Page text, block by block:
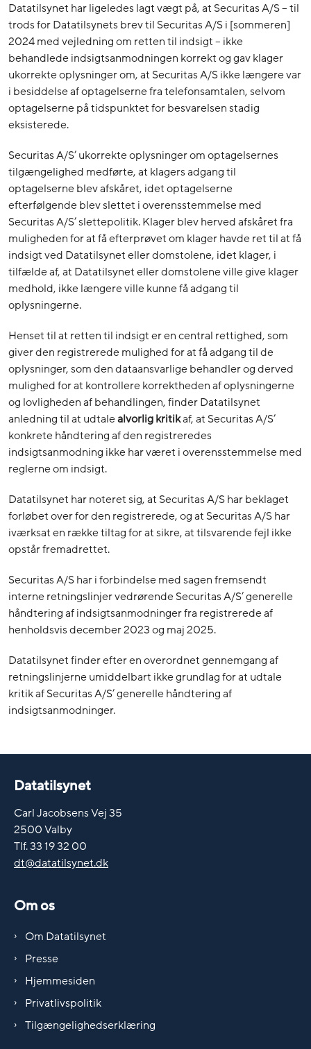
Datatilsynet har ligeledes lagt vægt på, at Securitas A/S – til
trods for Datatilsynets brev til Securitas A/S i [sommeren]
2024 med vejledning om retten til indsigt – ikke
behandlede indsigtsanmodningen korrekt og gav klager
ukorrekte oplysninger om, at Securitas A/S ikke længere var
i besiddelse af optagelserne fra telefonsamtalen, selvom
optagelserne på tidspunktet for besvarelsen stadig
eksisterede.
Securitas A/S’ ukorrekte oplysninger om optagelsernes
tilgængelighed medførte, at klagers adgang til
optagelserne blev afskåret, idet optagelserne
efterfølgende blev slettet i overensstemmelse med
Securitas A/S’ slettepolitik. Klager blev herved afskåret fra
muligheden for at få efterprøvet om klager havde ret til at få
indsigt ved Datatilsynet eller domstolene, idet klager, i
tilfælde af, at Datatilsynet eller domstolene ville give klager
medhold, ikke længere ville kunne få adgang til
oplysningerne.
Henset til at retten til indsigt er en central rettighed, som
giver den registrerede mulighed for at få adgang til de
oplysninger, som den dataansvarlige behandler og derved
mulighed for at kontrollere korrektheden af oplysningerne
og lovligheden af behandlingen, finder Datatilsynet
anledning til at udtalealvorligkritikaf, at Securitas A/S’
konkrete håndtering af den registreredes
indsigtsanmodning ikke har været i overensstemmelse med
reglerne om indsigt.
Datatilsynet har noteret sig, at Securitas A/S har beklaget
forløbet over for den registrerede, og at Securitas A/S har
iværksat en række tiltag for at sikre, at tilsvarende fejl ikke
opstår fremadrettet.
Securitas A/S har i forbindelse med sagen fremsendt
interne retningslinjer vedrørende Securitas A/S’ generelle
håndtering af indsigtsanmodninger fra registrerede af
henholdsvis december 2023 og maj 2025.
Datatilsynet finder efter en overordnet gennemgang af
retningslinjerne umiddelbart ikke grundlag for at udtale
kritik af Securitas A/S’ generelle håndtering af
indsigtsanmodninger.
Datatilsynet
Carl Jacobsens Vej 35
2500 Valby
Tlf. 33 19 32 00
dt@datatilsynet.dk
Om os
Om Datatilsynet
Presse
Hjemmesiden
Privatlivspolitik
Tilgængelighedserklæring